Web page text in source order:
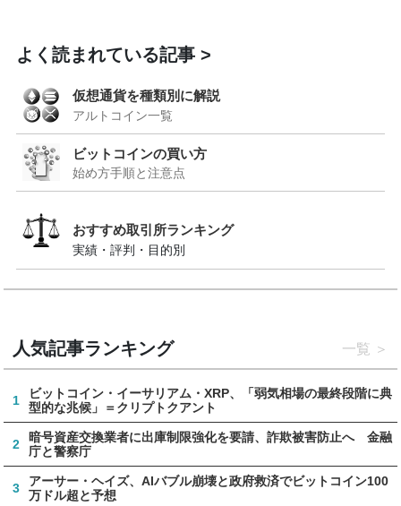
よく読まれている記事
仮想通貨を種類別に解説
アルトコイン一覧
ビットコインの買い方
始め方手順と注意点
おすすめ取引所ランキング
実績・評判・目的別
人気記事ランキング 一覧
1
ビットコイン・イーサリアム・XRP、「弱気相場の最終段階に典
型的な兆候」＝クリプトクアント
2
暗号資産交換業者に出庫制限強化を要請、詐欺被害防止へ 金融
庁と警察庁
3
アーサー・ヘイズ、AIバブル崩壊と政府救済でビットコイン100
万ドル超と予想